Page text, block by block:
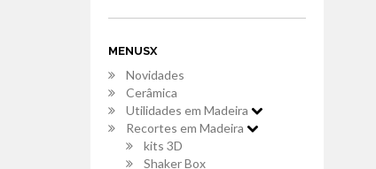
MENUSX
Novidades
Cerâmica
Utilidades em Madeira
Recortes em Madeira
kits 3D
Shaker Box